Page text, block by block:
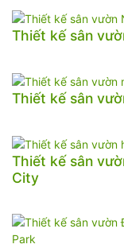
Thiết kế sân
Thiết kế sân
Thiết kế sân
City